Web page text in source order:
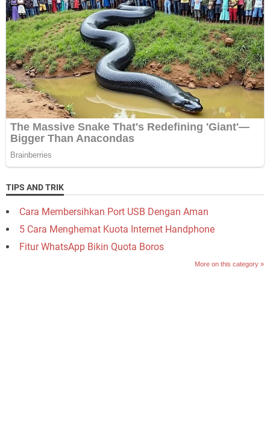
TIPS AND TRIK
Cara Membersihkan Port USB Dengan Aman
5 Cara Menghemat Kuota Internet Handphone
Fitur WhatsApp Bikin Quota Boros
More on this category »